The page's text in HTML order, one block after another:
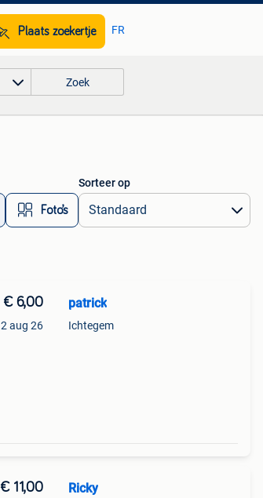
Plaats zoekertje FR
Zoek
Foto’s
Sorteer op
€ 6,00
2 aug 26
patrick
Ichtegem
€ 11,00 Ricky